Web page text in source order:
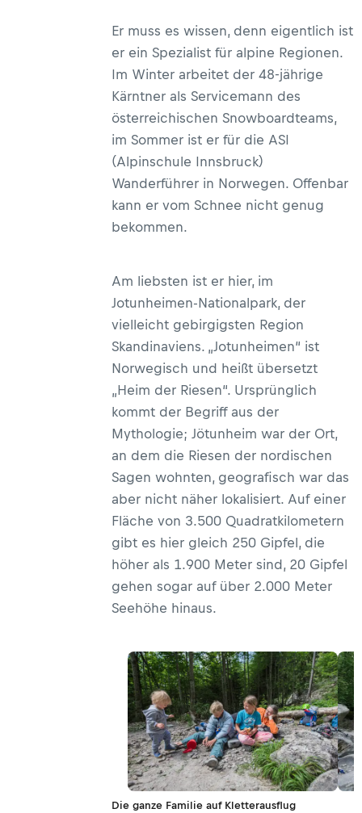
Er muss es wissen, denn eigentlich ist
er ein Spezialist für alpine Regionen.
Im Winter arbeitet der 48-jährige
Kärntner als Servicemann des
österreichischen Snowboardteams,
im Sommer ist er für die ASI
(Alpinschule Innsbruck)
Wanderführer in Norwegen. Offenbar
kann er vom Schnee nicht genug
bekommen.
Am liebsten ist er hier, im
Jotunheimen-Nationalpark, der
vielleicht gebirgigsten Region
Skandinaviens. „Jotunheimen“ ist
Norwegisch und heißt übersetzt
„Heim der Riesen“. Ursprünglich
kommt der Begriff aus der
Mythologie; Jötunheim war der Ort,
an dem die Riesen der nordischen
Sagen wohnten, geografisch war das
aber nicht näher lokalisiert. Auf einer
Fläche von 3.500 Quadratkilometern
gibt es hier gleich 250 Gipfel, die
höher als 1.900 Meter sind, 20 Gipfel
gehen sogar auf über 2.000 Meter
Seehöhe hinaus.
Die ganze Familie auf Kletterausflug